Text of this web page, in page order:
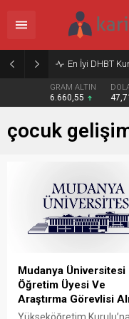
En İyi DHBT
GRAM ALTIN
6.660,55
çocuk
Mudanya Üniversitesi
Öğretim Üyesi Ve
Araştırma Görevlisi
Yükseköğretim Kurulu’na